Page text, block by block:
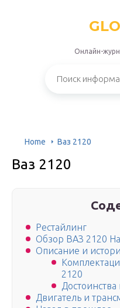
Онлайн-
Home Ваз 2120
Ваз 2120
Рестайлинг
Обзор ВАЗ 2120
Описание и
2120
Достоинства
Двигатель и